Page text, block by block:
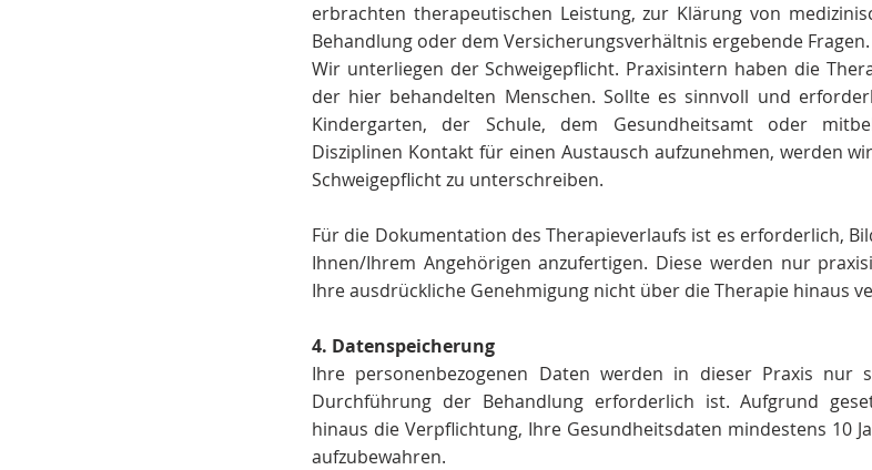
erbrachten therapeutischen Leistung, zur Klärung von
Behandlung oder dem Versicherungsverhältnis ergebende Fragen.
Wir unterliegen der Schweigepflicht. Praxisintern haben die
der hier behandelten Menschen. Sollte es sinnvoll und
Kindergarten, der Schule, dem Gesundheitsamt oder
Disziplinen Kontakt für einen Austausch aufzunehmen, werden
Schweigepflicht zu unterschreiben.
Für die Dokumentation des Therapieverlaufs ist es erforderlich,
Ihnen/Ihrem Angehörigen anzufertigen. Diese werden nur
Ihre ausdrückliche Genehmigung nicht über die Therapie hinaus
4. Datenspeicherung
Ihre personenbezogenen Daten werden in dieser Praxis nur
Durchführung der Behandlung erforderlich ist. Aufgrund
hinaus die Verpflichtung, Ihre Gesundheitsdaten mindestens 10
aufzubewahren.